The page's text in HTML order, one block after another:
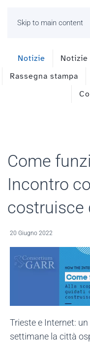
Skip to main content
Notizie
Rassegna stampa
Come
Incontro
costruisce
20 Giugno 2022
Trieste e Internet:
settimane la città